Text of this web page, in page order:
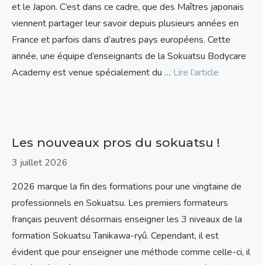
et le Japon. C’est dans ce cadre, que des Maîtres japonais
viennent partager leur savoir depuis plusieurs années en
France et parfois dans d’autres pays européens. Cette
année, une équipe d’enseignants de la Sokuatsu Bodycare
Academy est venue spécialement du … Lire l’article
Les nouveaux pros du sokuatsu !
3 juillet 2026
2026 marque la fin des formations pour une vingtaine de
professionnels en Sokuatsu. Les premiers formateurs
français peuvent désormais enseigner les 3 niveaux de la
formation Sokuatsu Tanikawa-ryû. Cependant, il est
évident que pour enseigner une méthode comme celle-ci, il